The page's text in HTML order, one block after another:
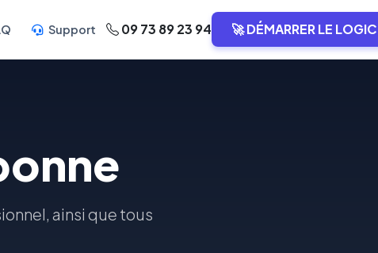
Support 09 73 89 23 94 🚀 DÉMARRER LE
ainsi que tous